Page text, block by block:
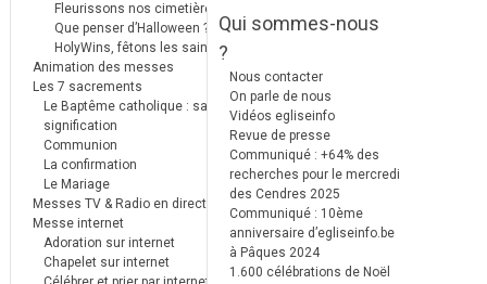
Fleurissons nos cimetières
Que penser d’Halloween ?
HolyWins, fêtons les saints !
Animation des messes
Les 7 sacrements
Le Baptême catholique : sa
signification
Communion
La confirmation
Le Mariage
Messes TV & Radio en direct
Messe internet
Adoration sur internet
Chapelet sur internet
Qui sommes-nous
?
Nous contacter
On parle de nous
Vidéos egliseinfo
Revue de presse
Communiqué : +64% des
recherches pour le mercredi
des Cendres 2025
Communiqué : 10ème
anniversaire d’egliseinfo.be
à Pâques 2024
1.600 célébrations de Noël